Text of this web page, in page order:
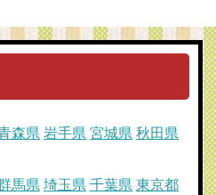
森県 岩手県 宮城県 秋田県
馬県 埼玉県 千葉県 東京都